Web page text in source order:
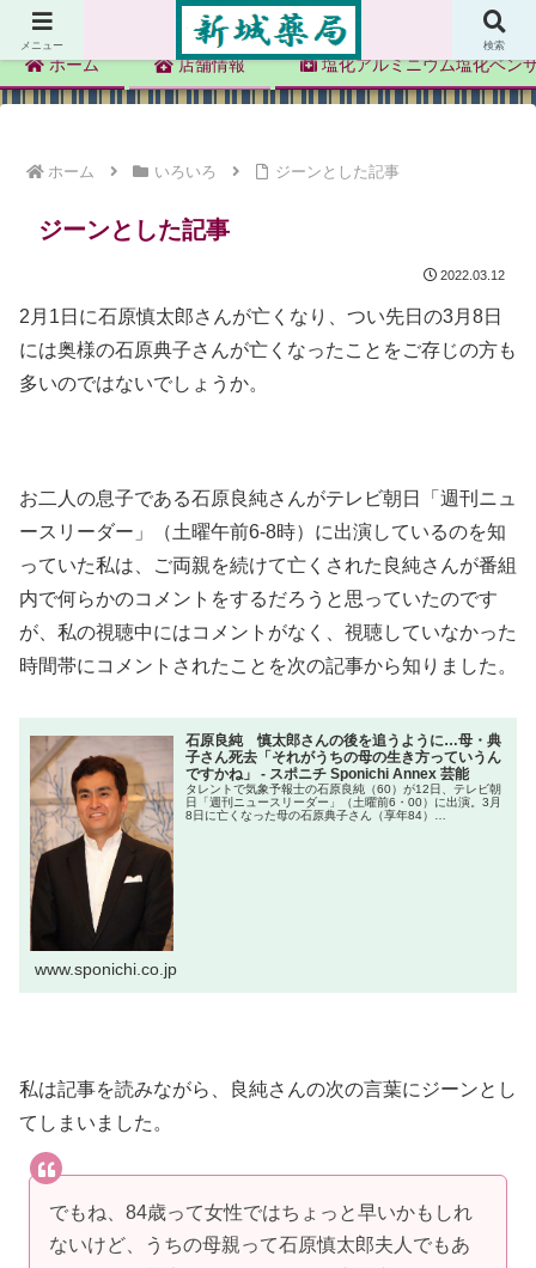
新城薬局
ホーム 店舗情報 塩化アルミニウム塩化ベン
ホーム いろいろ ジーンとした記事
ジーンとした記事
2022.03.12
2月1日に石原慎太郎さんが亡くなり、つい先日の3月8日
には奥様の石原典子さんが亡くなったことをご存じの方も
多いのではないでしょうか。
お二人の息子である石原良純さんがテレビ朝日「週刊ニュ
ースリーダー」（土曜午前6-8時）に出演しているのを知
っていた私は、ご両親を続けて亡くされた良純さんが番組
内で何らかのコメントをするだろうと思っていたのです
が、私の視聴中にはコメントがなく、視聴していなかった
時間帯にコメントされたことを次の記事から知りました。
石原良純 慎太郎さんの後を追うように…母・典
子さん死去「それがうちの母の生き方っていうん
ですかね」 - スポニチ Sponichi Annex 芸能
タレントで気象予報士の石原良純（60）が12日、テレビ朝
日「週刊ニュースリーダー」（土曜前6・00）に出演。3月
8日に亡くなった母の石原典子さん（享年84）…
www.sponichi.co.jp
私は記事を読みながら、良純さんの次の言葉にジーンとし
てしまいました。
でもね、84歳って女性ではちょっと早いかもしれ
ないけど、うちの母親って石原慎太郎夫人でもあ
メニュー 検索